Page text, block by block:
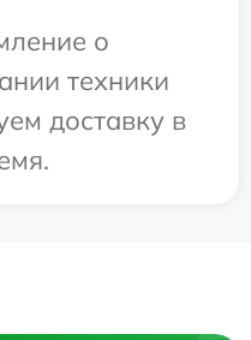
о
техники
доставку в